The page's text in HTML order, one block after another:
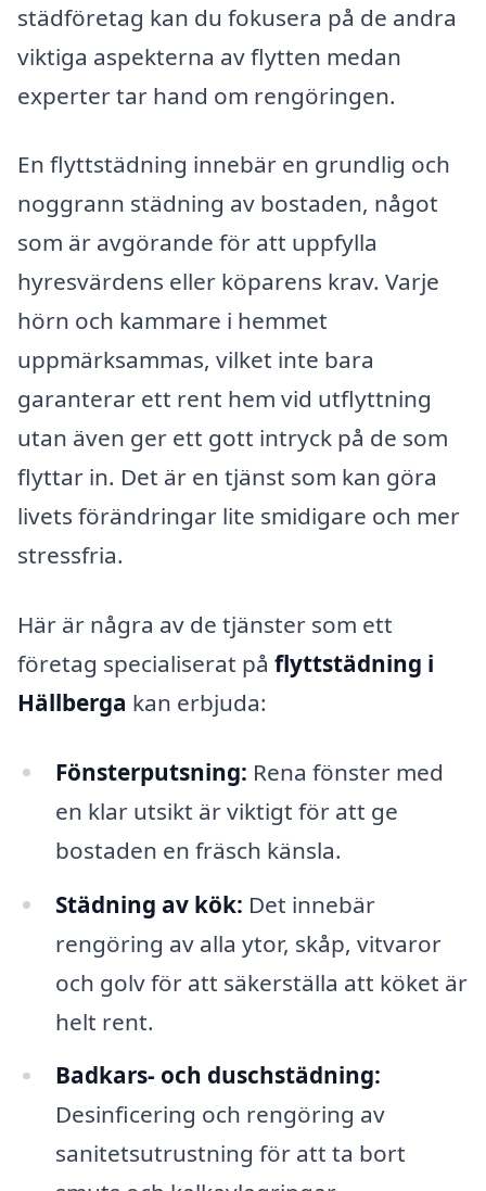
städföretag kan du fokusera på de andra
viktiga aspekterna av flytten medan
experter tar hand om rengöringen.
En flyttstädning innebär en grundlig och
noggrann städning av bostaden, något
som är avgörande för att uppfylla
hyresvärdens eller köparens krav. Varje
hörn och kammare i hemmet
uppmärksammas, vilket inte bara
garanterar ett rent hem vid utflyttning
utan även ger ett gott intryck på de som
flyttar in. Det är en tjänst som kan göra
livets förändringar lite smidigare och mer
stressfria.
Här är några av de tjänster som ett
företag specialiserat på flyttstädning i
Hällberga kan erbjuda:
Fönsterputsning: Rena fönster med
en klar utsikt är viktigt för att ge
bostaden en fräsch känsla.
Städning av kök: Det innebär
rengöring av alla ytor, skåp, vitvaror
och golv för att säkerställa att köket är
helt rent.
Badkars- och duschstädning:
Desinficering och rengöring av
sanitetsutrustning för att ta bort